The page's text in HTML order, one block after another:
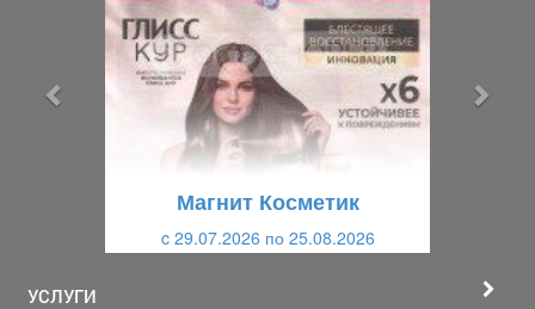
Магнит Косметик
c 29.07.2026 по 25.08.2026
УСЛУГИ